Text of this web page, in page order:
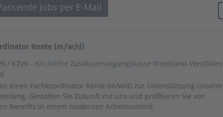
Jobs per E-Mail
Rente (m/w/d)
/ KZVK - Kirchliche Zusatzversorgungskasse Rheinland-Westfalen
einen Fachkoordinator Rente (m/w/d) zur Unterstützung unserer
Gestalten Sie Zukunft mit uns und profitieren Sie von
Benefits in einem modernen Arbeitsumfeld.